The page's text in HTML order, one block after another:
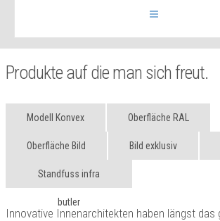
Infrarotheizung
Produkte auf die man sich freut.
Modell Konvex Oberfläche RAL
Oberfläche Bild Bild exklusiv
Standfuss infra
butler
Innovative Innenarchitekten haben längst das